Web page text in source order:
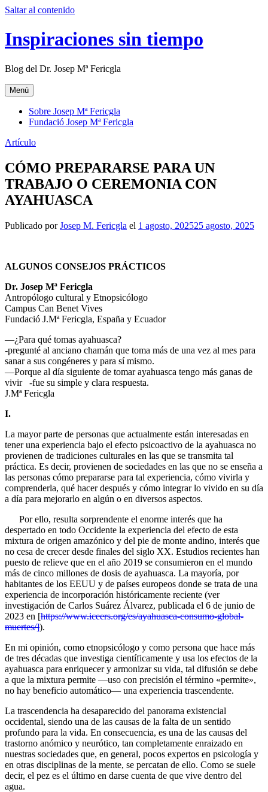
Saltar al contenido
Inspiraciones sin tiempo
Blog del Dr. Josep Mª Fericgla
Menú
Sobre Josep Mª Fericgla
Fundació Josep Mª Fericgla
Artículo
CÓMO PREPARARSE PARA UN
TRABAJO O CEREMONIA CON
AYAHUASCA
Publicado porJosep M. Fericgla el 1 agosto, 202525 agosto, 2025
ALGUNOS CONSEJOS PRÁCTICOS
Dr. Josep Mª Fericgla
Antropólogo cultural y Etnopsicólogo
Campus Can Benet Vives
Fundació J.Mª Fericgla, España y Ecuador
—¿Para qué tomas ayahuasca?
-pregunté al anciano chamán que toma más de una vez al mes para
sanar a sus congéneres y para sí mismo.
—Porque al día siguiente de tomar ayahuasca tengo más ganas de
vivir -fue su simple y clara respuesta.
J.Mª Fericgla
I.
La mayor parte de personas que actualmente están interesadas en
tener una experiencia bajo el efecto psicoactivo de la ayahuasca no
provienen de tradiciones culturales en las que se transmita tal
práctica. Es decir, provienen de sociedades en las que no se enseña a
las personas cómo prepararse para tal experiencia, cómo vivirla y
comprenderla, qué hacer después y cómo integrar lo vivido en su día
a día para mejorarlo en algún o en diversos aspectos.
Por ello, resulta sorprendente el enorme interés que ha
despertado en todo Occidente la experiencia del efecto de esta
mixtura de origen amazónico y del pie de monte andino, interés que
no cesa de crecer desde finales del siglo XX. Estudios recientes han
puesto de relieve que en el año 2019 se consumieron en el mundo
más de cinco millones de dosis de ayahuasca. La mayoría, por
habitantes de los EEUU y de países europeos donde se trata de una
experiencia de incorporación históricamente reciente (ver
investigación de Carlos Suárez Álvarez, publicada el 6 de junio de
2023 en [https://www.iceers.org/es/ayahuasca-consumo-global-
muertes/]).
En mi opinión, como etnopsicólogo y como persona que hace más
de tres décadas que investiga científicamente y usa los efectos de la
ayahuasca para enriquecer y armonizar su vida, tal difusión se debe
a que la mixtura permite —uso con precisión el término «permite»,
no hay beneficio automático— una experiencia trascendente.
La trascendencia ha desaparecido del panorama existencial
occidental, siendo una de las causas de la falta de un sentido
profundo para la vida. En consecuencia, es una de las causas del
trastorno anómico y neurótico, tan completamente enraizado en
nuestras sociedades que, en general, pocos expertos en psicología y
en otras disciplinas de la mente, se percatan de ello. Como se suele
decir, el pez es el último en darse cuenta de que vive dentro del
agua.